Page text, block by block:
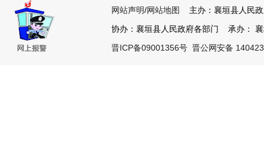
网站声明/网站地图
主办：襄垣县人民
协办：襄垣县人民政府各部门 承办：
晋ICP备09001356号 晋公网安备